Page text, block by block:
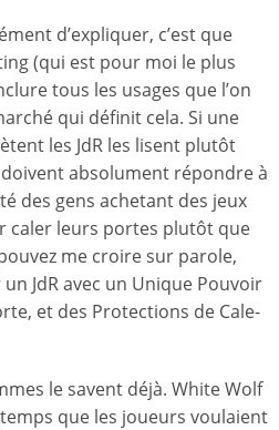
d’expliquer, c’est que
(qui est pour moi le plus
tous les usages que l’on
qui définit cela. Si une
les JdR les lisent plutôt
doivent absolument répondre à
des gens achetant des jeux
caler leurs portes plutôt que
me croire sur parole,
JdR avec un Unique Pouvoir
et des Protections de Cale-
le savent déjà. White Wolf
que les joueurs voulaient